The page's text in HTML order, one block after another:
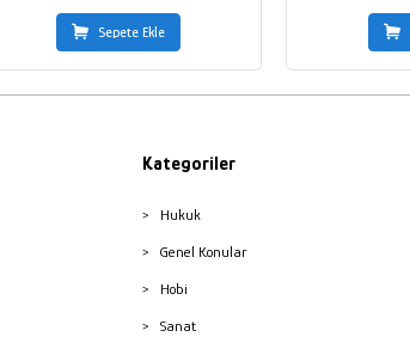
Sepete Ekle
Kategoriler
Hukuk
Genel Konular
Hobi
Sanat